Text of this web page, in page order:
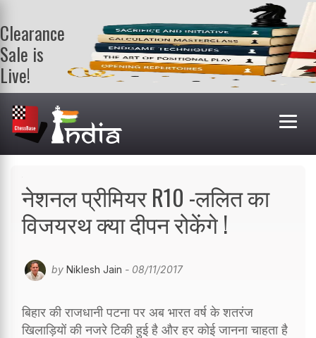
Clearance
Sale is
Live!
Get a FREE
book on
purchasing 2
or more
books. Valid
नेशनल प्रीमियर R10 -ललित का
विजयरथ क्या दीपन रोकेंगे !
by Niklesh Jain - 08/11/2017
बिहार की राजधानी पटना पर अब भारत वर्ष के शतरंज
खिलाड़ियों की नजरे टिकी हुई है और हर कोई जानना चाहता है